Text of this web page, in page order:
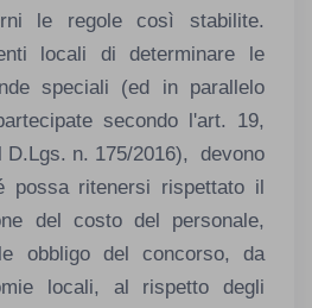
le regole così stabilite.
locali di determinare le
speciali (ed in parallelo
secondo l'art. 19,
D.Lgs. n. 175/2016), devono
possa ritenersi rispettato il
del costo del personale,
obbligo del concorso, da
locali, al rispetto degli